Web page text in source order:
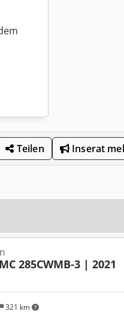
Teilen Inserat
321 km
MC 285CWMB-3 | 2021